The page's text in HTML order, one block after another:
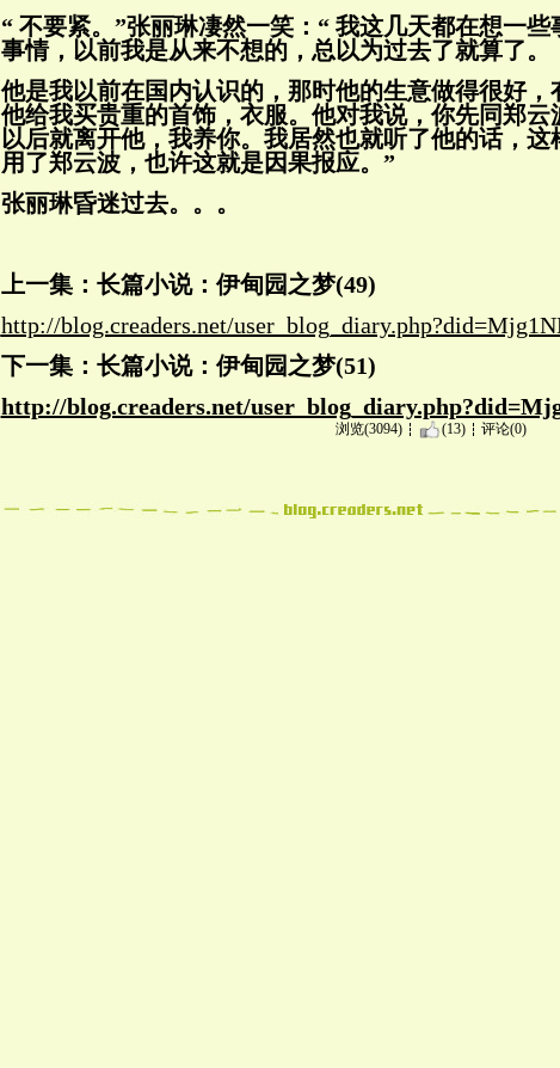
“ 不要紧。”张丽琳凄然一笑：“ 我这几天都在想一些
事情，以前我是从来不想的，总以为过去了就算了。
他是我以前在国内认识的，那时他的生意做得很好，
他给我买贵重的首饰，衣服。他对我说，你先同郑云
以后就离开他，我养你。我居然也就听了他的话，这
用了郑云波，也许这就是因果报应。”
张丽琳昏迷过去。。。
上一集：长篇小说：伊甸园之梦(49)
http://blog.creaders.net/
下一集：长篇小说：伊甸园之梦(51)
http://blog.creaders.net/
浏览(3094) (13) 评论(0)